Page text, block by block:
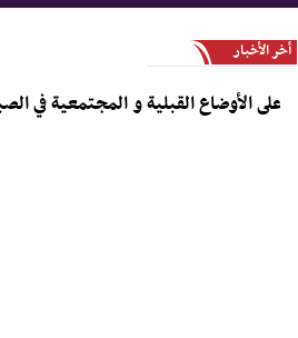
أخر الأخبار
يطّلع من الكعلولي على الأوضاع